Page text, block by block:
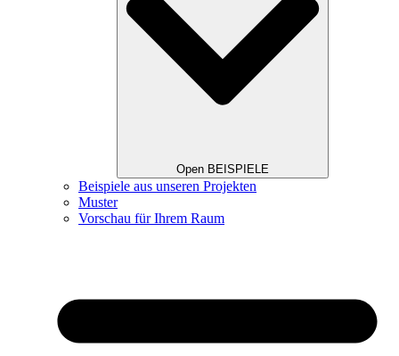
Open BEISPIELE
Beispiele aus unseren Projekten
Muster
Vorschau für Ihrem Raum